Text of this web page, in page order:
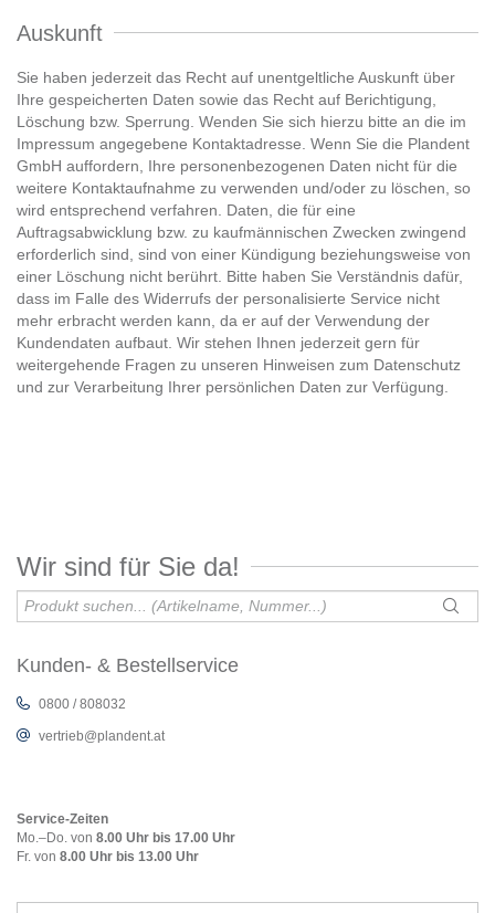
Auskunft
Sie haben jederzeit das Recht auf unentgeltliche Auskunft über
Ihre gespeicherten Daten sowie das Recht auf Berichtigung,
Löschung bzw. Sperrung. Wenden Sie sich hierzu bitte an die im
Impressum angegebene Kontaktadresse. Wenn Sie die Plandent
GmbH auffordern, Ihre personenbezogenen Daten nicht für die
weitere Kontaktaufnahme zu verwenden und/oder zu löschen, so
wird entsprechend verfahren. Daten, die für eine
Auftragsabwicklung bzw. zu kaufmännischen Zwecken zwingend
erforderlich sind, sind von einer Kündigung beziehungsweise von
einer Löschung nicht berührt. Bitte haben Sie Verständnis dafür,
dass im Falle des Widerrufs der personalisierte Service nicht
mehr erbracht werden kann, da er auf der Verwendung der
Kundendaten aufbaut. Wir stehen Ihnen jederzeit gern für
weitergehende Fragen zu unseren Hinweisen zum Datenschutz
und zur Verarbeitung Ihrer persönlichen Daten zur Verfügung.
Wir sind für Sie da!
Kunden- & Bestellservice
0800 / 808032
vertrieb@plandent.at
Service-Zeiten
Mo.–Do. von 8.00 Uhr bis 17.00 Uhr
Fr. von 8.00 Uhr bis 13.00 Uhr